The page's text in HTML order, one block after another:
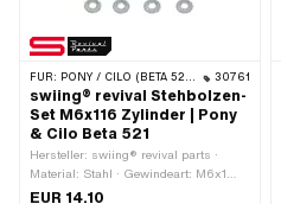
FÜR: PONY / CILO (BETA 521 & 512) 30761
swiing® revival Stehbolzen-
Set M6x116 Zylinder | Pony
& Cilo Beta 521
Hersteller: swiing® revival parts ·
Material: Stahl · Gewindeart: M6x1
(Standardgewinde) · Oberfläche:
EUR 14.10